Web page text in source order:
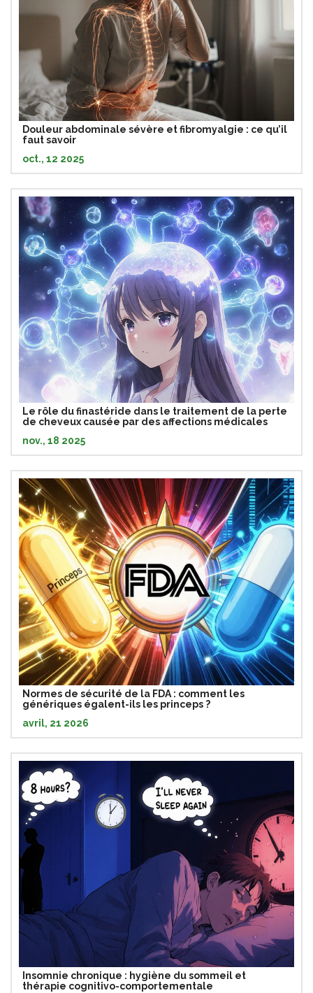
Douleur abdominale sévère et fibromyalgie : ce qu’il
faut savoir
oct., 12 2025
Le rôle du finastéride dans le traitement de la perte
de cheveux causée par des affections médicales
nov., 18 2025
Normes de sécurité de la FDA : comment les
génériques égalent-ils les princeps ?
avril, 21 2026
Insomnie chronique : hygiène du sommeil et
thérapie cognitivo-comportementale